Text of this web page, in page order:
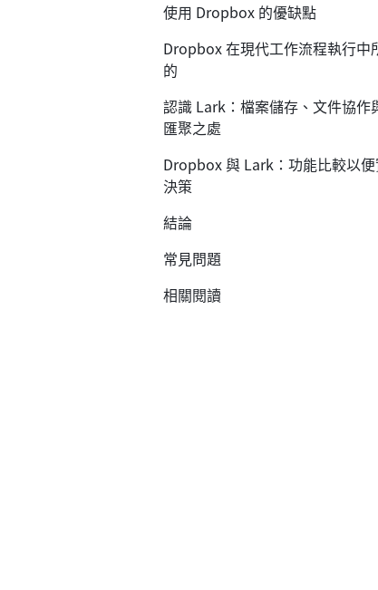
使用 Dropbox 的優缺點
Dropbox 在現代工作流程執行中
的
認識 Lark：檔案儲存、文件協作
匯聚之處
Dropbox 與 Lark：功能比較以
決策
結論
常見問題
相關閱讀